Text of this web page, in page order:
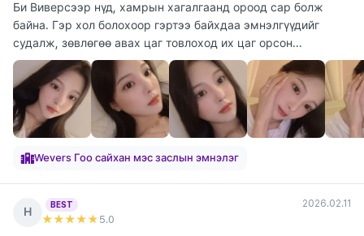
Би Виверсээр нүд, хамрын хагалгаанд ороод сар болж
байна. Гэр хол болохоор гэртээ байхдаа эмнэлгүүдийг
судалж, зөвлөгөө авах цаг товлоход их цаг орсон...
Wevers Гоо сайхан мэс заслын эмнэлэг
Н
BEST
★★★★★ 5.0
2026.02.11